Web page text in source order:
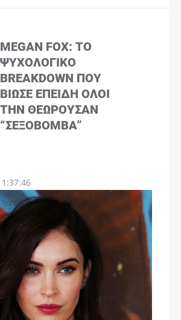
MEGAN FOX: ΤΟ
ΨΥΧΟΛΟΓΙΚΌ
BREAKDOWN ΠΟΥ
ΒΊΩΣΕ ΕΠΕΙΔΉ ΌΛΟΙ
ΤΗΝ ΘΕΩΡΟΎΣΑΝ
“ΣΕΞΟΒΌΜΒΑ”